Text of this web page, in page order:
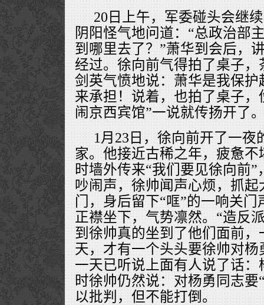
20日上午，军委碰头会继
阴阳怪气地问道：“总政治部
到哪里去了？”萧华到会后，
经过。徐向前气得拍了桌子
剑英气愤地说：萧华是我保
来承担！说着，也拍了桌子，
闹京西宾馆”一说就传扬开了
1月23日，徐向前开了一夜
家。他接近古稀之年，疲惫
时墙外传来“我们要见徐向前”
吵闹声，徐帅闻声心烦，抓
门，身后留下“哐”的一响关门
正襟坐下，气势凛然。“造反
到徐帅真的坐到了他们面前
天，才有一个头头要徐帅对
一天已听说上面有人说了话：
时徐帅仍然说：对杨勇同志要
以批判，但不能打倒。